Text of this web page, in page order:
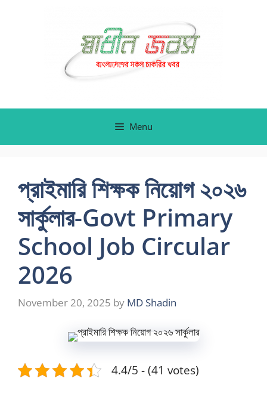
Menu
প্রাইমারি শিক্ষক নিয়োগ ২০২৬
সার্কুলার-Govt Primary
School Job Circular
2026
November 20, 2025 by MD Shadin
4.4/5 - (41 votes)